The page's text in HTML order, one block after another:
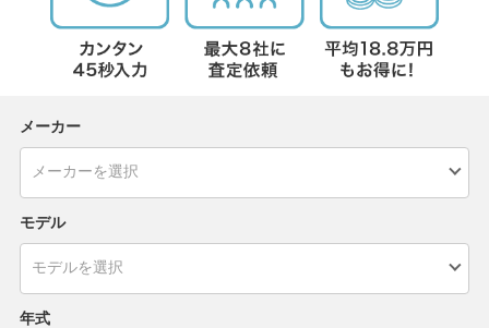
メーカー
モデル
年式